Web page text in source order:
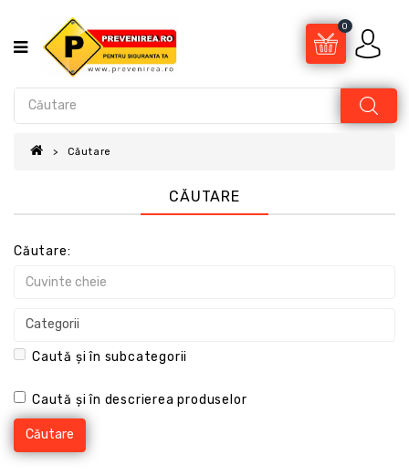
0
Căutare
CĂUTARE
Căutare:
Caută și în subcategorii
Caută și în descrierea produselor